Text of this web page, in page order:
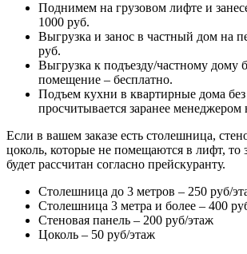
Поднимем на грузовом лифте и
1000 руб.
Выгрузка и занос в частный дом на
руб.
Выгрузка к подъезду/частному дому
помещение – бесплатно.
Подъем кухни в квартирные дома
просчитывается заранее менеджером
Если в вашем заказе есть столешница,
цоколь, которые не помещаются в лифт, то
будет рассчитан согласно прейскуранту.
Столешница до 3 метров – 250 руб/
Столешница 3 метра и более – 400
Стеновая панель – 200 руб/этаж
Цоколь – 50 руб/этаж